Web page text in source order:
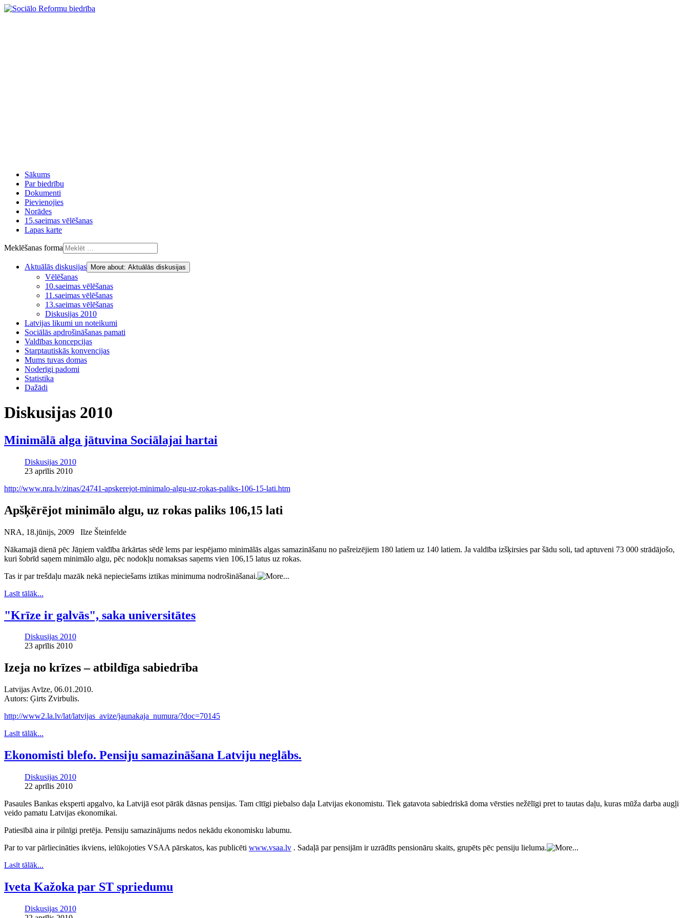
Sākums
Par biedrību
Dokumenti
Pievienojies
Norādes
15.saeimas vēlēšanas
Lapas karte
Meklēšanas forma
Aktuālās diskusijas More about: Aktuālās diskusijas
Vēlēšanas
10.saeimas vēlēšanas
11.saeimas vēlēšanas
13.saeimas vēlēšanas
Diskusijas 2010
Latvijas likumi un noteikumi
Sociālās apdrošināšanas pamati
Valdības koncepcijas
Starptautiskās konvencijas
Mums tuvas domas
Noderīgi padomi
Statistika
Dažādi
Diskusijas 2010
Minimālā alga jātuvina Sociālajai hartai
Diskusijas 2010
23 aprīlis 2010
http://www.nra.lv/zinas/24741-apskerejot-minimalo-algu-uz-rokas-paliks-106-15-lati.htm
Apšķērējot minimālo algu, uz rokas paliks 106,15 lati
NRA, 18.jūnijs, 2009 Ilze Šteinfelde
Nākamajā dienā pēc Jāņiem valdība ārkārtas sēdē lems par iespējamo minimālās algas samazināšanu no pašreizējiem 180 latiem uz 140 latiem. Ja valdība izšķirsies par šādu soli, tad aptuveni 73 000 strādājošo,
kuri šobrīd saņem minimālo algu, pēc nodokļu nomaksas saņems vien 106,15 latus uz rokas.
Tas ir par trešdaļu mazāk nekā nepieciešams iztikas minimuma nodrošināšanai.
Lasīt tālāk...
"Krīze ir galvās", saka universitātes
Diskusijas 2010
23 aprīlis 2010
Izeja no krīzes – atbildīga sabiedrība
Latvijas Avīze, 06.01.2010.
Autors: Ģirts Zvirbulis.
http://www2.la.lv/lat/latvijas_avize/jaunakaja_numura/?doc=70145
Lasīt tālāk...
Ekonomisti blefo. Pensiju samazināšana Latviju neglābs.
Diskusijas 2010
22 aprīlis 2010
Pasaules Bankas eksperti apgalvo, ka Latvijā esot pārāk dāsnas pensijas. Tam cītīgi piebalso daļa Latvijas ekonomistu. Tiek gatavota sabiedriskā doma vērsties nežēlīgi pret to tautas daļu, kuras mūža darba augļi
veido pamatu Latvijas ekonomikai.
Patiesībā aina ir pilnīgi pretēja. Pensiju samazinājums nedos nekādu ekonomisku labumu.
Par to var pārliecināties ikviens, ielūkojoties VSAA pārskatos, kas publicēti www.vsaa.lv . Sadaļā par pensijām ir uzrādīts pensionāru skaits, grupēts pēc pensiju lieluma.
Lasīt tālāk...
Iveta Kažoka par ST spriedumu
Diskusijas 2010